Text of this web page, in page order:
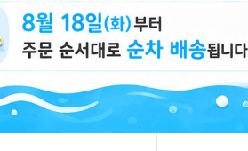
12000 재능 키보드 딸깍이 키링 (12000
X8EA) [C1-145048]